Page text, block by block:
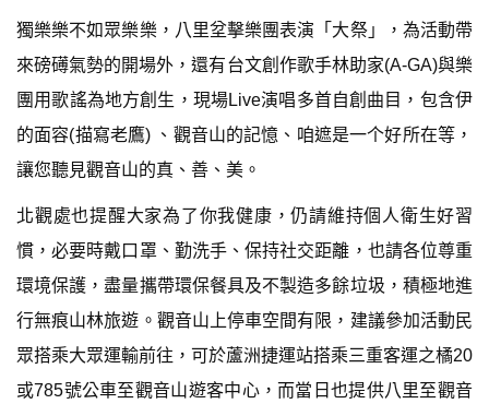
獨樂樂不如眾樂樂，八里坌擊樂團表演「大祭」，為活動帶
來磅礡氣勢的開場外，還有台文創作歌手林助家(A-GA)與樂
團用歌謠為地方創生，現場Live演唱多首自創曲目，包含伊
的面容(描寫老鷹) 、觀音山的記憶、咱遮是一个好所在等，
讓您聽見觀音山的真、善、美。
北觀處也提醒大家為了你我健康，仍請維持個人衛生好習
慣，必要時戴口罩、勤洗手、保持社交距離，也請各位尊重
環境保護，盡量攜帶環保餐具及不製造多餘垃圾，積極地進
行無痕山林旅遊。觀音山上停車空間有限，建議參加活動民
眾搭乘大眾運輸前往，可於蘆洲捷運站搭乘三重客運之橘20
或785號公車至觀音山遊客中心，而當日也提供八里至觀音